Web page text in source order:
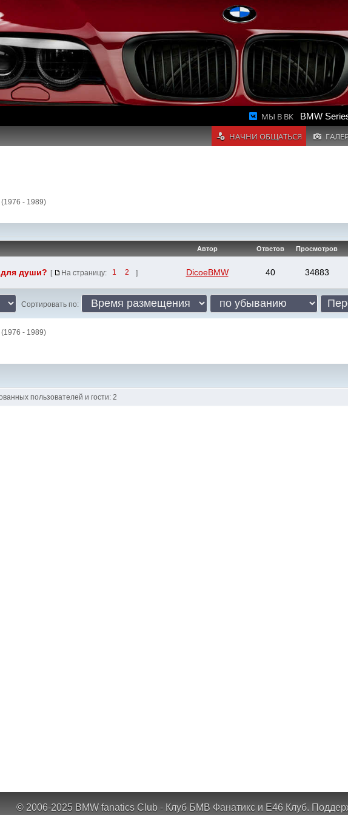
МЫ В ВК BMW
НАЧНИ ОБЩАТЬСЯ
(1976 - 1989)
Автор Ответов Просмотров
для души? [ На страницу: 1 2 ] DicoeBMW 40 34883
Сортировать по:
(1976 - 1989)
пользователей и гости: 2
© 2006-2025 BMW fanatics Club - Клуб БМВ Фанатикс и Е46 Клуб.